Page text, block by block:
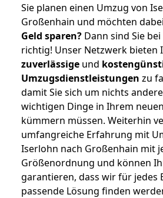
Sie planen einen Umzug von
Großenhain und möchten
Geld sparen? Dann sind Sie
richtig! Unser Netzwerk bieten
zuverlässige und
Umzugsdienstleistungen zu
damit Sie sich um nichts
wichtigen Dinge in Ihrem
kümmern müssen. Weiterhin
umfangreiche Erfahrung mit
Iserlohn nach Großenhain mit
Größenordnung und können
garantieren, dass wir für jedes
passende Lösung finden